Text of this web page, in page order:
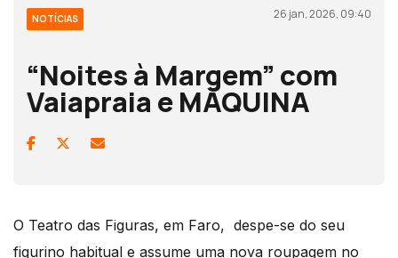
NOTÍCIAS 26 jan, 2026, 09:40
“Noites à Margem” com
Vaiapraia e MAQUINA
O Teatro das Figuras, em Faro, despe-se do seu
figurino habitual e assume uma nova roupagem no